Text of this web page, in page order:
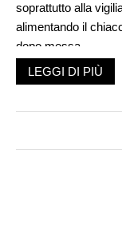
soprattutto alla
alimentando il
dopo messa.
Ogni partito si
rusticano e la
LEGGI DI PIÙ